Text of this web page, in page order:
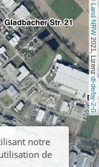
Land NRW
2021, Lizenz
dl-de/by-2-0
notre
de